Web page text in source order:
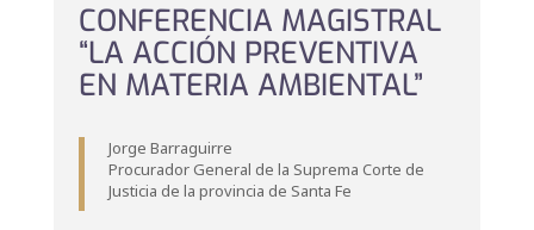
CONFERENCIA MAGISTRAL
“LA ACCIÓN PREVENTIVA
EN MATERIA AMBIENTAL”
Jorge Barraguirre
Procurador General de la Suprema Corte de
Justicia de la provincia de Santa Fe